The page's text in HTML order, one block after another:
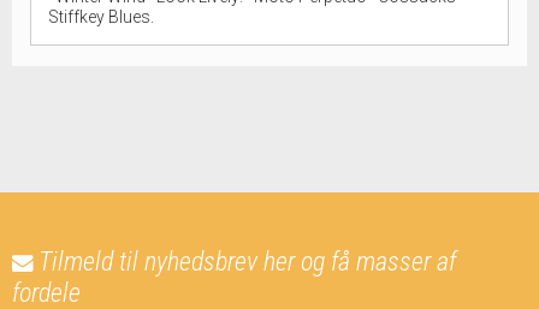
Stiffkey Blues.
Tilmeld til nyhedsbrev her og få masser af
fordele